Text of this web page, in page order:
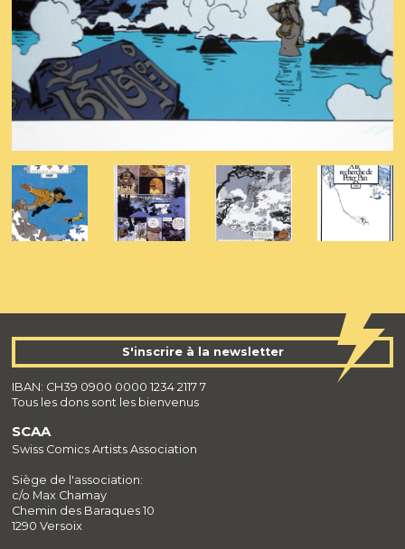
SCAA
Swiss Comics Artists Association
Siège de l'association:
c/o Max Chamay
Chemin des Baraques 10
1290 Versoix
S'inscrire à la newsletter
IBAN: CH39 0900 0000 1234 2117 7
Tous les dons sont les bienvenus